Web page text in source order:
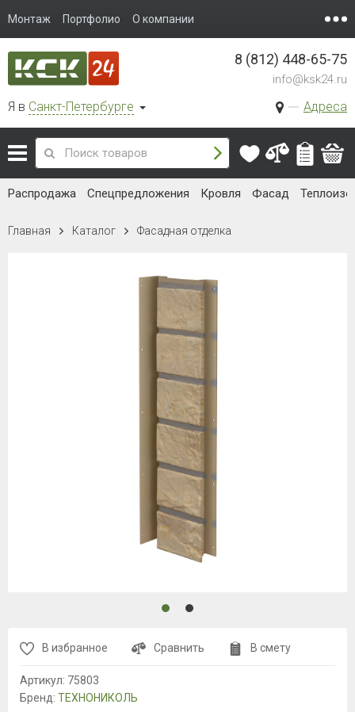
Монтаж Портфолио О компании
Я в Санкт-Петербурге Адреса
8 (812) 448-65-75
info@ksk24.ru
Распродажа Спецпредложения Кровля Фасад
Главная Каталог Фасадная отделка
В избранное Сравнить В смету
Артикул: 75803
Бренд: ТЕХНОНИКОЛЬ